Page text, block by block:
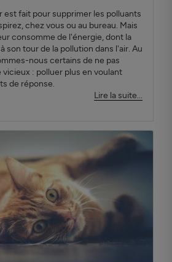
est fait pour supprimer les polluants
chez vous ou au bureau. Mais
consomme de l'énergie, dont la
son tour de la pollution dans l'air. Au
nous certains de ne pas
: polluer plus en voulant
de réponse.
Lire la suite...